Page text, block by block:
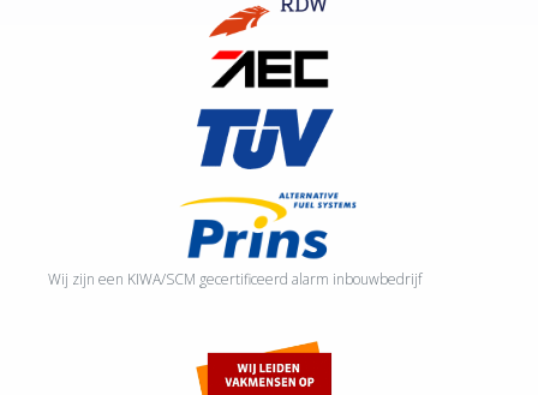
Wij zijn een KIWA/SCM gecertificeerd alarm inbouwbedrijf